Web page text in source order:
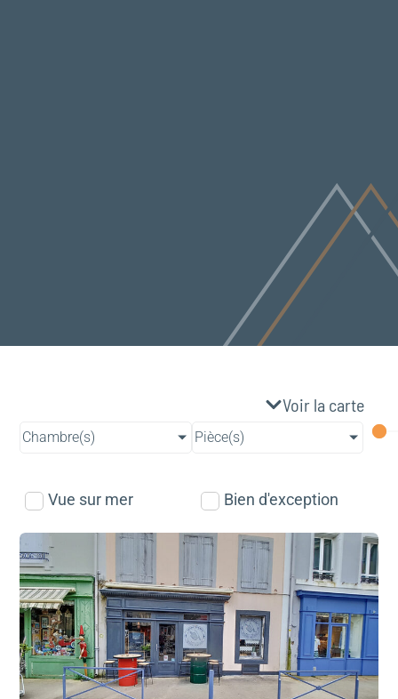
Voir la carte
Chambre(s) Pièce(s)
Vue sur mer Bien d'exception